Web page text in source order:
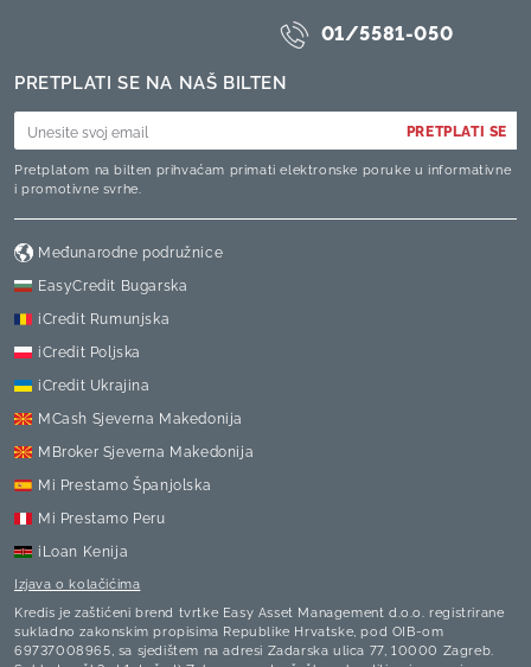
01/5581-050
PRETPLATI SE NA NAŠ BILTEN
PRETPLATI SE
Pretplatom na bilten prihvaćam primati elektronske poruke u informativne
i promotivne svrhe.
Međunarodne podružnice
EasyCredit Bugarska
iCredit Rumunjska
iCredit Poljska
iCredit Ukrajina
MCash Sjeverna Makedonija
MBroker Sjeverna Makedonija
Mi Prestamo Španjolska
Mi Prestamo Peru
iLoan Kenija
Izjava o kolačićima
Kredis je zaštićeni brend tvrtke Easy Asset Management d.o.o. registrirane
sukladno zakonskim propisima Republike Hrvatske, pod OIB-om
69737008965, sa sjedištem na adresi Zadarska ulica 77, 10000 Zagreb.